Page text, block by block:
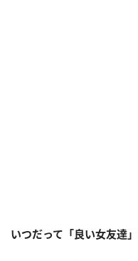
いつだって「良い女友達